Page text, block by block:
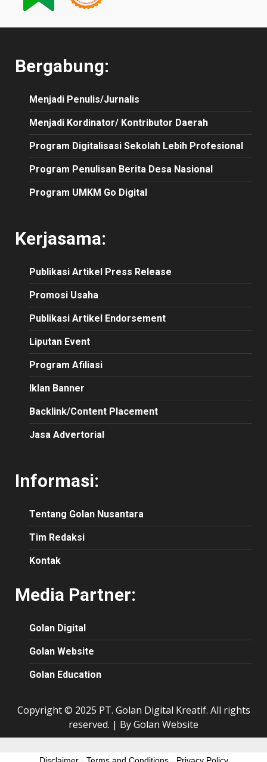
Bergabung:
Menjadi Penulis/Jurnalis
Menjadi Kordinator/ Kontributor Daerah
Program Digitalisasi Sekolah Lebih Profesional
Program Penulisan Berita Desa Nasional
Program UMKM Go Digital
Kerjasama:
Publikasi Artikel Press Release
Promosi Usaha
Publikasi Artikel Endorsement
Liputan Event
Program Afiliasi
Iklan Banner
Backlink/Content Placement
Jasa Advertorial
Informasi:
Tentang Golan Nusantara
Tim Redaksi
Kontak
Media Partner:
Golan Digital
Golan Website
Golan Education
Copyright © 2025 PT. Golan Digital Kreatif. All rights
reserved. | By Golan Website